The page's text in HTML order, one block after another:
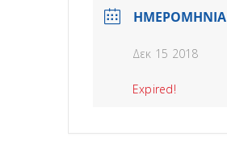
ΗΜΕΡΟΜΗΝΙΑ
Δεκ 15 2018
Expired!